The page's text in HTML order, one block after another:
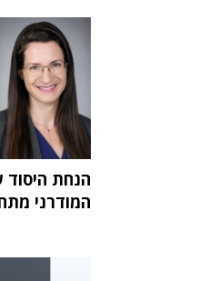
הנחת היסוד
המודרני